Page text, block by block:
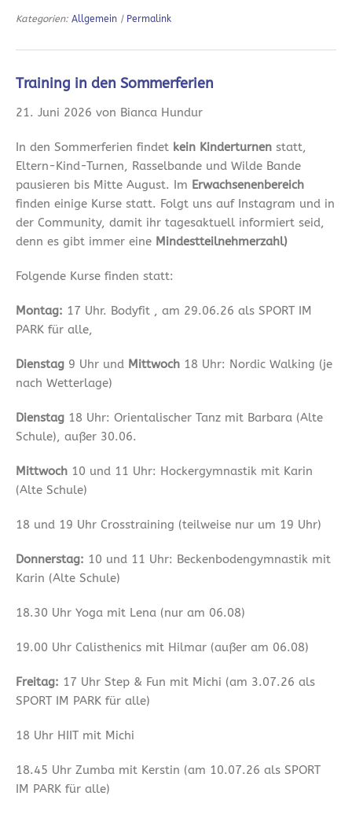
Kategorien: Allgemein | Permalink
Training in den Sommerferien
21. Juni 2026 von Bianca Hundur
In den Sommerferien findet kein Kinderturnen statt,
Eltern-Kind-Turnen, Rasselbande und Wilde Bande
pausieren bis Mitte August. Im Erwachsenenbereich
finden einige Kurse statt. Folgt uns auf Instagram und in
der Community, damit ihr tagesaktuell informiert seid,
denn es gibt immer eine Mindestteilnehmerzahl)
Folgende Kurse finden statt:
Montag: 17 Uhr. Bodyfit , am 29.06.26 als SPORT IM
PARK für alle,
Dienstag 9 Uhr und Mittwoch 18 Uhr: Nordic Walking (je
nach Wetterlage)
Dienstag 18 Uhr: Orientalischer Tanz mit Barbara (Alte
Schule), außer 30.06.
Mittwoch 10 und 11 Uhr: Hockergymnastik mit Karin
(Alte Schule)
18 und 19 Uhr Crosstraining (teilweise nur um 19 Uhr)
Donnerstag: 10 und 11 Uhr: Beckenbodengymnastik mit
Karin (Alte Schule)
18.30 Uhr Yoga mit Lena (nur am 06.08)
19.00 Uhr Calisthenics mit Hilmar (außer am 06.08)
Freitag: 17 Uhr Step & Fun mit Michi (am 3.07.26 als
SPORT IM PARK für alle)
18 Uhr HIIT mit Michi
18.45 Uhr Zumba mit Kerstin (am 10.07.26 als SPORT
IM PARK für alle)